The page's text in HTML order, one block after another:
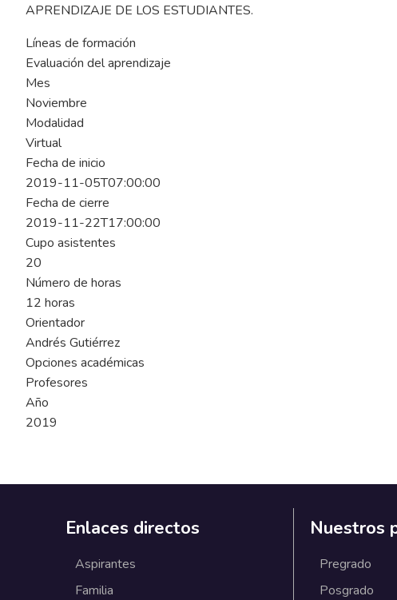
APRENDIZAJE DE LOS ESTUDIANTES.
Líneas de formación
Evaluación del aprendizaje
Mes
Noviembre
Modalidad
Virtual
Fecha de inicio
2019-11-05T07:00:00
Fecha de cierre
2019-11-22T17:00:00
Cupo asistentes
20
Número de horas
12 horas
Orientador
Andrés Gutiérrez
Opciones académicas
Profesores
Año
2019
Enlaces directos
Aspirantes
Familia
Nuestros
Pregrado
Posgrado